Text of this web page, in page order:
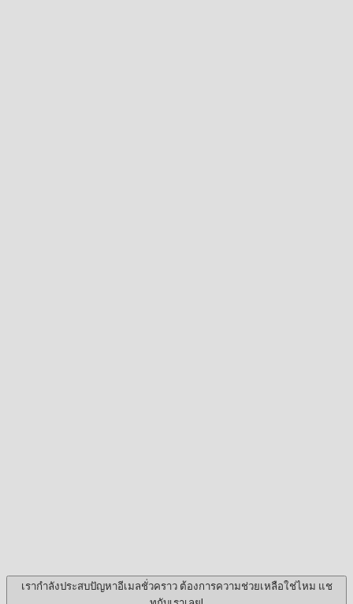
เรากำลังประสบปัญหาอีเมลชั่วคราว ต้องการความช่วยเหลือใช่ไหม แช